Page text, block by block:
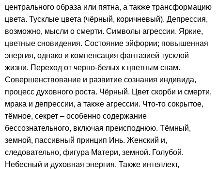
центрального образа или пятна, а также трансформацию
цвета. Тусклые цвета (чёрный, коричневый). Депрессия,
возможно, мысли о смерти. Символы агрессии. Яркие,
цветные сновидения. Состояние эйфории; повышенная
энергия, однако и компенсация фантазией тусклой
жизни. Переход от черно-белых к цветным снам.
Совершенствование и развитие сознания индивида,
процесс духовного роста. Чёрный. Цвет скорби и смерти,
мрака и депрессии, а также агрессии. Что-то сокрытое,
тёмное, секрет – особенно содержание
бессознательного, включая преисподнюю. Тёмный,
земной, пассивный принцип Инь. Женский и,
следовательно, фигура Матери, земной. Голубой.
Небесный и духовная энергия. Также интеллект,